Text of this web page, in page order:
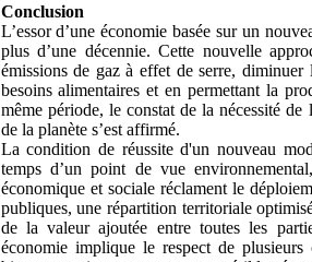
Conclusion
L’essor d’une économie basée sur un
plus d’une décennie. Cette nouvelle
émissions de gaz à effet de serre, diminuer
besoins alimentaires et en permettant la
même période, le constat de la nécessité
de la planète s’est affirmé.
La condition de réussite d'un nouveau
temps d’un point de vue
économique et sociale réclament le
publiques, une répartition territoriale
de la valeur ajoutée entre toutes les
économie implique le respect de